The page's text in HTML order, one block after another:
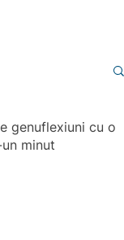
genuflexiuni cu o
minut